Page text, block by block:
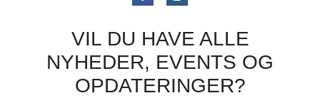
VIL DU HAVE ALLE
NYHEDER, EVENTS OG
OPDATERINGER?